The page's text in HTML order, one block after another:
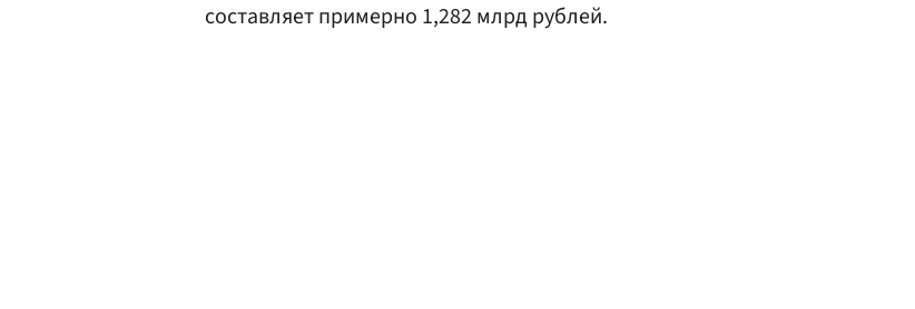
составляет примерно 1,282 млрд рублей.